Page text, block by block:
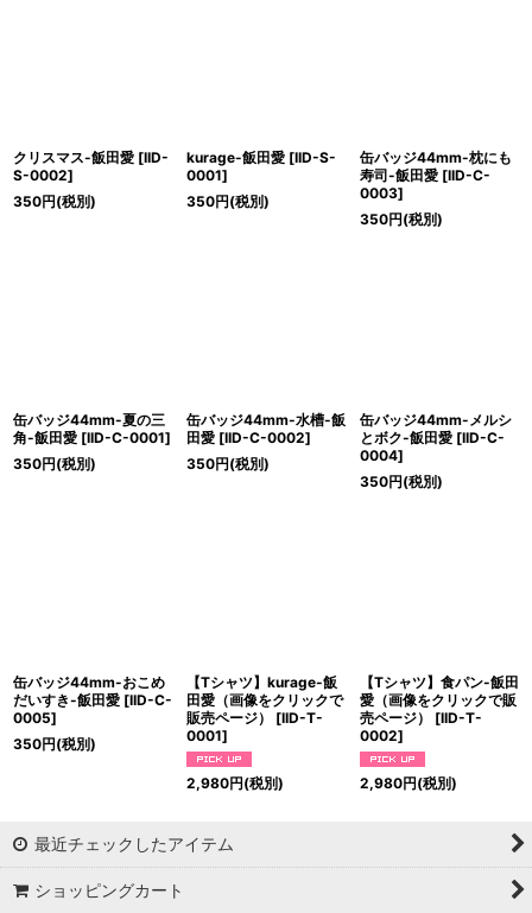
クリスマス-飯田愛 [IID-
S-0002]
350円(税別)
kurage-飯田愛 [IID-S-
0001]
350円(税別)
缶バッジ44mm-枕にも
寿司-飯田愛 [IID-C-
0003]
350円(税別)
缶バッジ44mm-夏の三
角-飯田愛 [IID-C-0001]
350円(税別)
缶バッジ44mm-水槽-飯
田愛 [IID-C-0002]
350円(税別)
缶バッジ44mm-メルシ
とボク-飯田愛 [IID-C-
0004]
350円(税別)
缶バッジ44mm-おこめ
だいすき-飯田愛 [IID-C-
0005]
350円(税別)
【Tシャツ】kurage-飯
田愛（画像をクリックで
販売ページ）
[IID-T-
0001]
2,980円(税別)
【Tシャツ】食パン-飯田
愛（画像をクリックで販
売ページ）
[IID-T-
0002]
2,980円(税別)
最近チェックしたアイテム
ショッピングカート